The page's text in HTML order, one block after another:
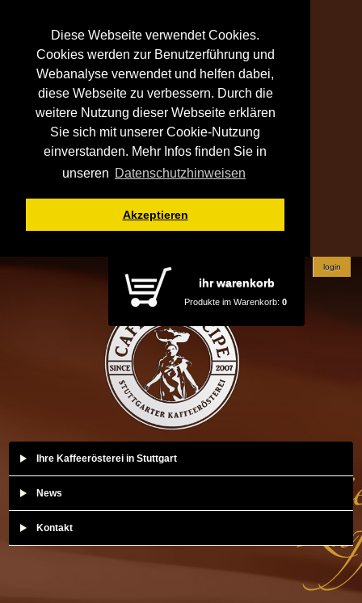
Diese Webseite verwendet Cookies.
Cookies werden zur Benutzerführung und
Webanalyse verwendet und helfen dabei,
diese Webseite zu verbessern. Durch die
weitere Nutzung dieser Webseite erklären
Sie sich mit unserer Cookie-Nutzung
einverstanden. Mehr Infos finden Sie in
unseren Datenschutzhinweisen
Akzeptieren
ihr warenkorb
Produkte im Warenkorb: 0
login
Ihre Kaffeerösterei in Stuttgart
News
Kontakt